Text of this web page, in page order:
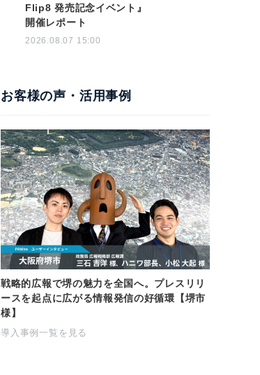
Flip8 発売記念イベント』
開催レポート
2026.08.07 15:00
お客様の声・活用事例
戦略的広報で堺の魅力を全国へ。プレスリリ
ースを起点に広がる情報発信の好循環【堺市
様】
導入事例一覧を見る